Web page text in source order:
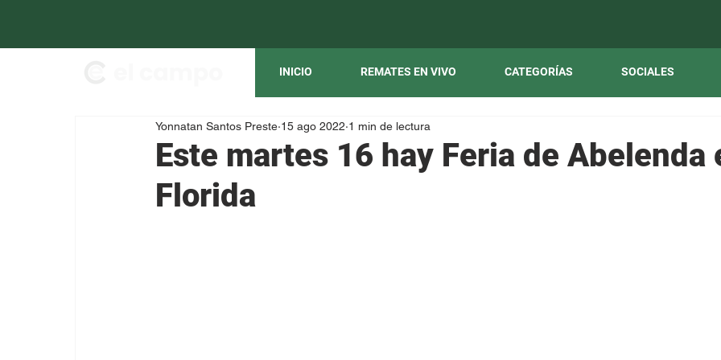
INICIO REMATES EN VIVO CATEGORÍAS SOCIALES
Este martes 16 hay Feria de Abelenda
Florida
Yonnatan Santos Preste 15 ago 2022 1 min de lectura